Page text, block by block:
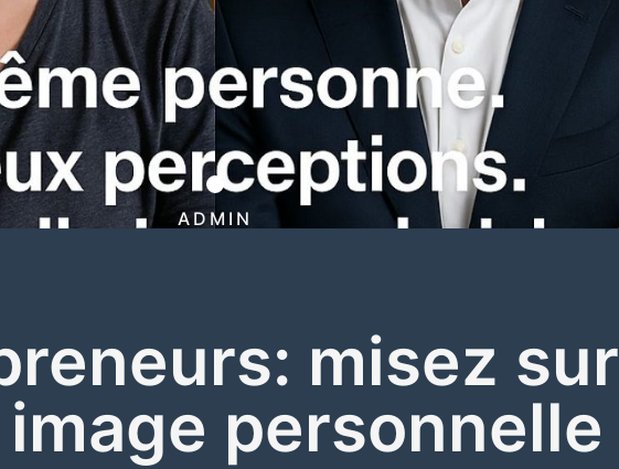
ADMIN
misez sur
personnelle